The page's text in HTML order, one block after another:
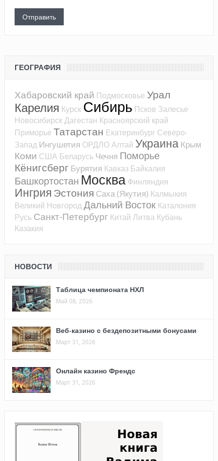
ГЕОГРАФИЯ
Хабаровский край Подмосковье Урал
Карелия Курск Сибирь Псков Залесье
НовосибирскДагестан Красноярский край
Приморье Татарстан Екатеринбург Северо-
Запад Ингушетия ОРДЛОАлтай Украина Крым
Коми США Беларусь Чечня Поморье
Кёнигсберг Бурятия Кавказ Байкалия
Башкортостан Москва Финляндия
Ингрия Эстония Саха (Якутия) Калмыкия
Великий НовгородДальний Восток Каталония
Русь Санкт-Петербург Китай Литва Кубань
Казакия
НОВОСТИ
Таблица чемпионата НХЛ
Май 08, 2026
Веб-казино с бездепозитными бонусами
Март 31, 2026
Онлайн казино Френдс
Март 31, 2026